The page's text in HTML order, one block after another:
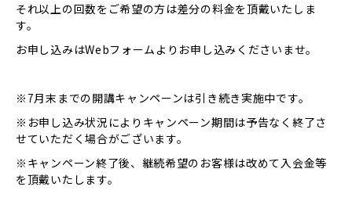
それ以上の回数をご希望の方は差分の料金を頂戴いたしま
す。
お申し込みはWebフォームよりお申し込みくださいませ。
※7月末までの開講キャンペーンは引き続き実施中です。
※お申し込み状況によりキャンペーン期間は予告なく終了さ
せていただく場合がございます。
※キャンペーン終了後、継続希望のお客様は改めて入会金等
を頂戴いたします。